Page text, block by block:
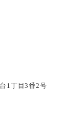
丁目3番2号